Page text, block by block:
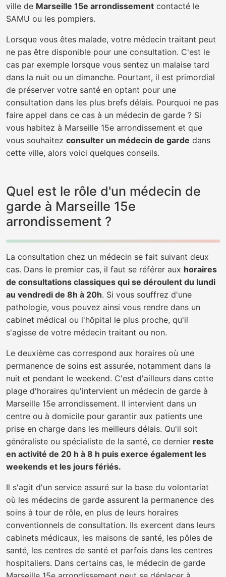
ville de Marseille 15e arrondissement contacté le
SAMU ou les pompiers.
Lorsque vous êtes malade, votre médecin traitant peut
ne pas être disponible pour une consultation. C'est le
cas par exemple lorsque vous sentez un malaise tard
dans la nuit ou un dimanche. Pourtant, il est primordial
de préserver votre santé en optant pour une
consultation dans les plus brefs délais. Pourquoi ne pas
faire appel dans ce cas à un médecin de garde ? Si
vous habitez à Marseille 15e arrondissement et que
vous souhaitez consulter un médecin de garde dans
cette ville, alors voici quelques conseils.
Quel est le rôle d'un médecin de
garde à Marseille 15e
arrondissement ?
La consultation chez un médecin se fait suivant deux
cas. Dans le premier cas, il faut se référer aux horaires
de consultations classiques qui se déroulent du lundi
au vendredi de 8h à 20h. Si vous souffrez d'une
pathologie, vous pouvez ainsi vous rendre dans un
cabinet médical ou l'hôpital le plus proche, qu'il
s'agisse de votre médecin traitant ou non.
Le deuxième cas correspond aux horaires où une
permanence de soins est assurée, notamment dans la
nuit et pendant le weekend. C'est d'ailleurs dans cette
plage d'horaires qu'intervient un médecin de garde à
Marseille 15e arrondissement. Il intervient dans un
centre ou à domicile pour garantir aux patients une
prise en charge dans les meilleurs délais. Qu'il soit
généraliste ou spécialiste de la santé, ce dernier reste
en activité de 20 h à 8 h puis exerce également les
weekends et les jours fériés.
Il s'agit d'un service assuré sur la base du volontariat
où les médecins de garde assurent la permanence des
soins à tour de rôle, en plus de leurs horaires
conventionnels de consultation. Ils exercent dans leurs
cabinets médicaux, les maisons de santé, les pôles de
santé, les centres de santé et parfois dans les centres
hospitaliers. Dans certains cas, le médecin de garde